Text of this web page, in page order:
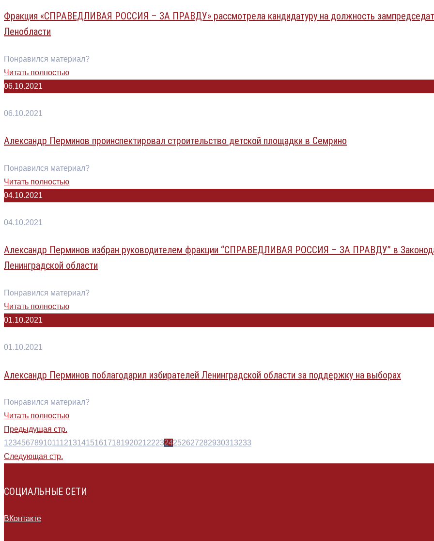
Фракция «СПРАВЕДЛИВАЯ РОССИЯ – ЗА ПРАВДУ» рассмотрела кандидатуру на должность
Ленобласти
Понравился материал?
Читать полностью
06.10.2021
06.10.2021
Александр Перминов проинспектировал строительство детской площадки в Семрино
Понравился материал?
Читать полностью
04.10.2021
04.10.2021
Александр Перминов избран руководителем фракции “СПРАВЕДЛИВАЯ РОССИЯ – ЗА ПРАВДУ” в
Ленинградской области
Понравился материал?
Читать полностью
01.10.2021
01.10.2021
Александр Перминов поблагодарил избирателей Ленинградской области за поддержку на выборах
Понравился материал?
Читать полностью
Предыдущая стр.
1 234567891011 12131415161718192021 22232425262728293031 3233
Следующая стр.
СОЦИАЛЬНЫЕ СЕТИ
ВКонтакте